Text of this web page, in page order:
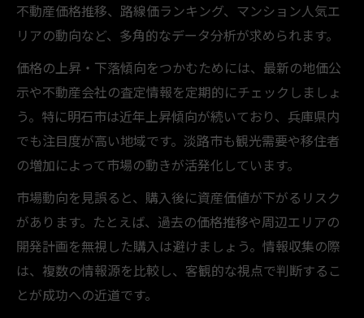
不動産価格推移、路線価ランキング、マンション人気エ
リアの動向など、多角的なデータ分析が求められます。
価格の上昇・下落傾向をつかむためには、最新の地価公
示や不動産会社の査定情報を定期的にチェックしましょ
う。特に明石市は近年上昇傾向が続いており、兵庫県内
でも注目度が高い地域です。淡路市も観光需要や移住者
の増加によって市場の動きが活発化しています。
市場動向を見誤ると、購入後に資産価値が下がるリスク
があります。たとえば、過去の価格推移や周辺エリアの
開発計画を無視した購入は避けましょう。情報収集の際
は、複数の情報源を比較し、客観的な視点で判断するこ
とが成功への近道です。